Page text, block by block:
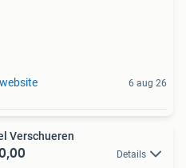
6 aug 26
Verschueren
Details